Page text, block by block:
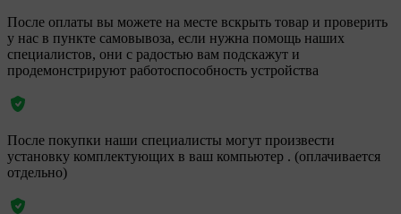
После оплаты вы можете на месте вскрыть товар и проверить
у нас в пункте самовывоза, если нужна помощь наших
специалистов, они с радостью вам подскажут и
продемонстрируют работоспособность устройства
После покупки наши специалисты могут произвести
установку комплектующих в ваш компьютер . (оплачивается
отдельно)